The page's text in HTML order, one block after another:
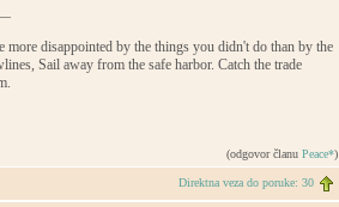
disappointed by the things you didn't do than by the
Sail away from the safe harbor. Catch the trade
(odgovor članu Peace*)
Direktna veza do poruke: 30